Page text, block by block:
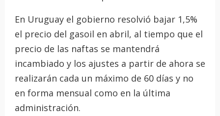
En Uruguay el gobierno resolvió bajar 1,5%
el precio del gasoil en abril, al tiempo que el
precio de las naftas se mantendrá
incambiado y los ajustes a partir de ahora se
realizarán cada un máximo de 60 días y no
en forma mensual como en la última
administración.